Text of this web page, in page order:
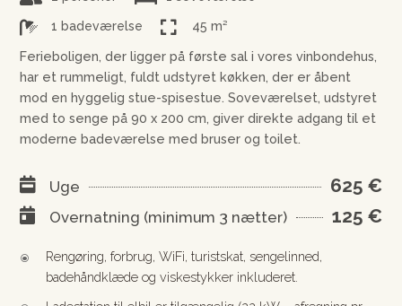
 1 badeværelse  45 m²
Ferieboligen, der ligger på første sal i vores vinbondehus,
har et rummeligt, fuldt udstyret køkken, der er åbent
mod en hyggelig stue-spisestue. Soveværelset, udstyret
med to senge på 90 x 200 cm, giver direkte adgang til et
moderne badeværelse med bruser og toilet.
 Uge 625 €
 Overnatning (minimum 3 nætter) 125 €
\
Rengøring, forbrug, WiFi, turistskat, sengelinned,
badehåndklæde og viskestykker inkluderet.